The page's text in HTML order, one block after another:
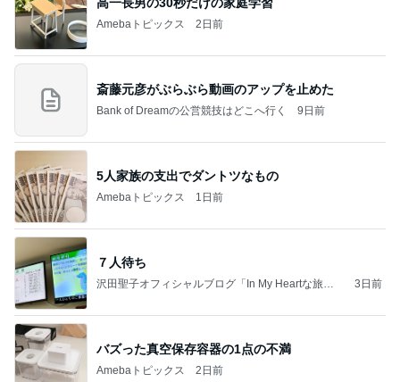
Amebaトピックス 2日前
斎藤元彦がぶらぶら動画のアップを止めた
Bank of Dreamの公営競技はどこへ行く 9日前
5人家族の支出でダントツなもの
Amebaトピックス 1日前
７人待ち
沢田聖子オフィシャルブログ「In My Heartな旅日
3日前
バズった真空保存容器の1点の不満
Amebaトピックス 2日前